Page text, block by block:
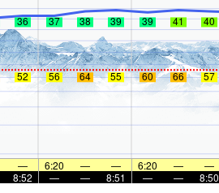
36 37 38 39 39 41 40
52 56 64 55 60 66 57
— 6:20 — — 6:20 — —
8:52 — — 8:51 — — 8:50